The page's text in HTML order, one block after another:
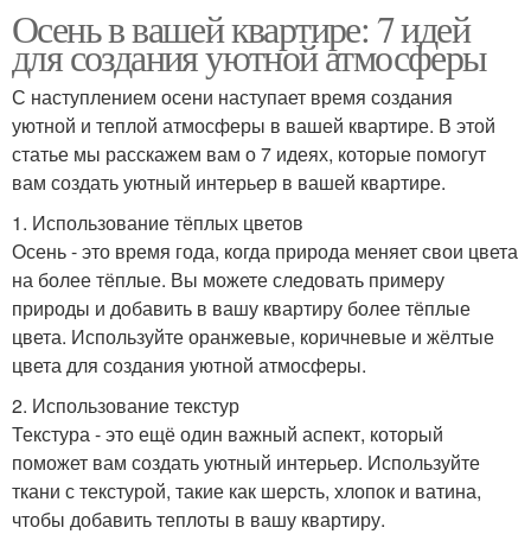
Осень в вашей квартире: 7 идей
для создания уютной атмосферы
С наступлением осени наступает время создания
уютной и теплой атмосферы в вашей квартире. В этой
статье мы расскажем вам о 7 идеях, которые помогут
вам создать уютный интерьер в вашей квартире.
1. Использование тёплых цветов
Осень - это время года, когда природа меняет свои цвета
на более тёплые. Вы можете следовать примеру
природы и добавить в вашу квартиру более тёплые
цвета. Используйте оранжевые, коричневые и жёлтые
цвета для создания уютной атмосферы.
2. Использование текстур
Текстура - это ещё один важный аспект, который
поможет вам создать уютный интерьер. Используйте
ткани с текстурой, такие как шерсть, хлопок и ватина,
чтобы добавить теплоты в вашу квартиру.